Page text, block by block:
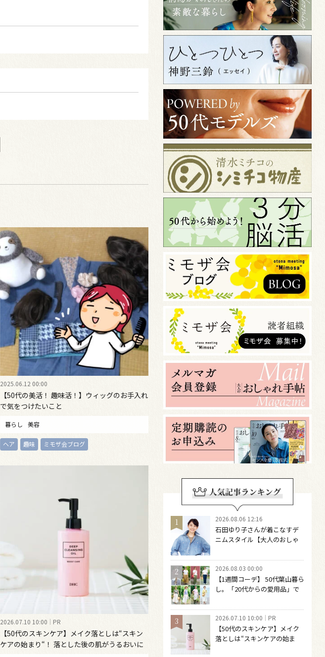
2025.06.12 00:00
【50代の美活！ 趣味活！】ウィッグのお手入れ
で気をつけたいこと
暮らし 美容
ヘア 趣味 ミモザ会ブログ
2026.07.10 10:00 PR
【50代のスキンケア】メイク落としは“スキン
ケアの始まり“！ 落とした後の肌がうるおいに
2026.08.06 12:16
石田ゆり子さんが着こなすデ
ニムスタイル【大人のおしゃ
どファッションは自由になる
2026.08.03 00:00
【1週間コーデ】 50代葉山暮ら
し。「20代からの愛用品」で
～ 桐野恵美さん #022 Emi
Kirino～
2026.07.10 10:00 PR
【50代のスキンケア】メイク
落としは“スキンケアの始ま